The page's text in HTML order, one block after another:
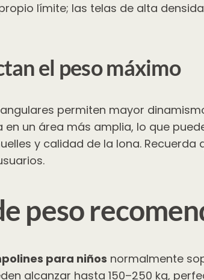
límite; las telas de alta
el peso máximo
permiten mayor
un área más amplia, lo que
y calidad de la lona. Recuerda
peso
para niños normalmente
alcanzar hasta 150–250 kg,